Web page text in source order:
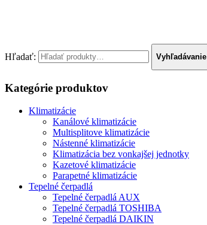
Hľadať: Vyhľadávanie
Kategórie produktov
Klimatizácie
Kanálové klimatizácie
Multisplitove klimatizácie
Nástenné klimatizácie
Klimatizácia bez vonkajšej jednotky
Kazetové klimatizácie
Parapetné klimatizácie
Tepelné čerpadlá
Tepelné čerpadlá AUX
Tepelné čerpadlá TOSHIBA
Tepelné čerpadlá DAIKIN